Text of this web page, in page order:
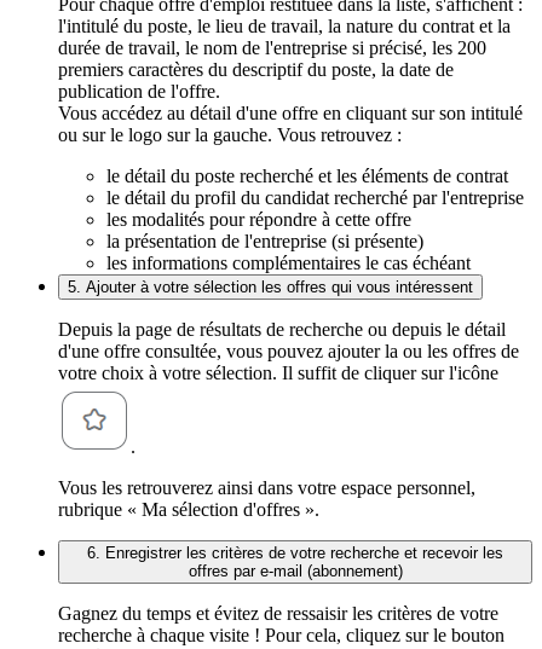
Pour chaque offre d'emploi restituée dans la liste, s'affichent :
l'intitulé du poste, le lieu de travail, la nature du contrat et la
durée de travail, le nom de l'entreprise si précisé, les 200
premiers caractères du descriptif du poste, la date de
publication de l'offre.
Vous accédez au détail d'une offre en cliquant sur son intitulé
ou sur le logo sur la gauche. Vous retrouvez :
le détail du poste recherché et les éléments de contrat
le détail du profil du candidat recherché par l'entreprise
les modalités pour répondre à cette offre
la présentation de l'entreprise (si présente)
les informations complémentaires le cas échéant
5. Ajouter à votre sélection les offres qui vous intéressent
Depuis la page de résultats de recherche ou depuis le détail
d'une offre consultée, vous pouvez ajouter la ou les offres de
votre choix à votre sélection. Il suffit de cliquer sur l'icône
.
Vous les retrouverez ainsi dans votre espace personnel,
rubrique « Ma sélection d'offres ».
6. Enregistrer les critères de votre recherche et recevoir les
offres par e-mail (abonnement)
Gagnez du temps et évitez de ressaisir les critères de votre
recherche à chaque visite ! Pour cela, cliquez sur le bouton